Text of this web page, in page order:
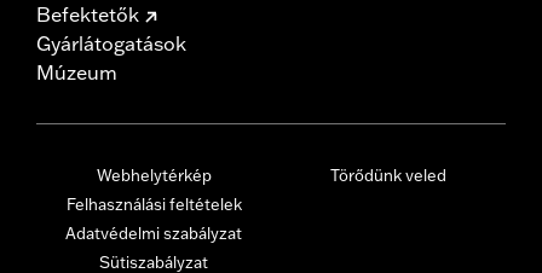
Befektetők
Gyárlátogatások
Múzeum
Webhelytérkép
Felhasználási feltételek
Adatvédelmi szabályzat
Sütiszabályzat
Törődünk veled